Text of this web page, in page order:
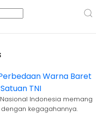
Warna Baret
TNI
Indonesia memang
kegagahannya.